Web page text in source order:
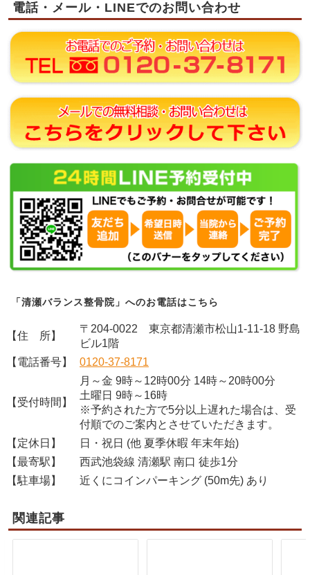
電話・メール・LINEでのお問い合わせ
「清瀬バランス整骨院」へのお電話はこちら
【住 所】
〒204-0022 東京都清瀬市松山1-11-18 野島
ビル1階
【電話番号】
0120-37-8171
【受付時間】
月～金 9時～12時00分 14時～20時00分
土曜日 9時～16時
※予約された方で5分以上遅れた場合は、受
付順でのご案内とさせていただきます。
【定休日】
日・祝日 (他 夏季休暇 年末年始)
【最寄駅】
西武池袋線 清瀬駅 南口 徒歩1分
【駐車場】
近くにコインパーキング (50m先) あり
関連記事